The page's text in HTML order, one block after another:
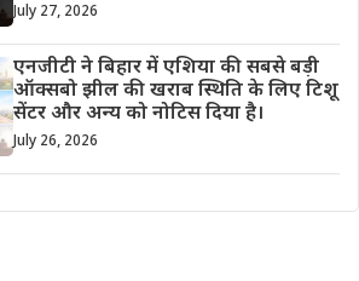
July 27, 2026
एनजीटी ने बिहार में एशिया की सबसे बड़ी
ऑक्सबो झील की खराब स्थिति के लिए टिशू
सेंटर और अन्य को नोटिस दिया है।
July 26, 2026